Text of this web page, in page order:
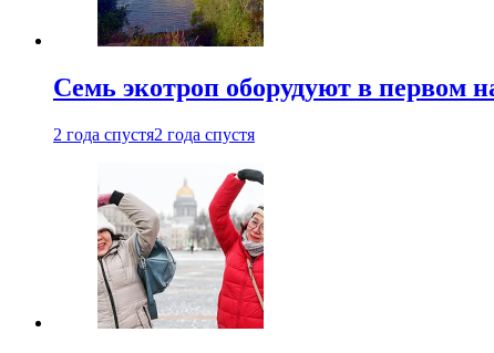
Семь экотроп оборудуют в первом
2 года спустя2 года спустя